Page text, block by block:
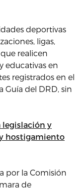
deportivas
ligas,
realicen
educativas en
registrados en el
Guía del DRD, sin
legislación y
hostigamiento
por la Comisión
de